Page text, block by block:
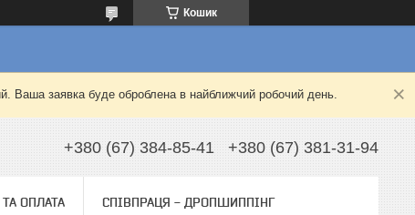
Кошик
Ваша заявка буде оброблена в найближчий робочий день.
+380 (67) 384-85-41 +380 (67) 381-31-94
ОПЛАТА СПІВПРАЦЯ - ДРОПШИППІНГ